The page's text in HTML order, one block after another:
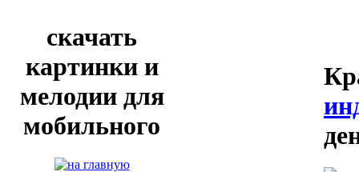
скачать
картинки и
мелодии для
мобильного